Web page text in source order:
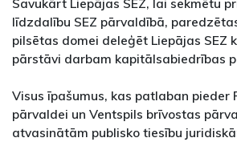
līdzdalību SEZ pārvaldībā,
pilsētas domei deleģēt Liepājas SEZ
pārstāvi darbam kapitālsabiedrības
Visus īpašumus, kas patlaban pieder
pārvaldei un Ventspils brīvostas
atvasinātām publisko tiesību